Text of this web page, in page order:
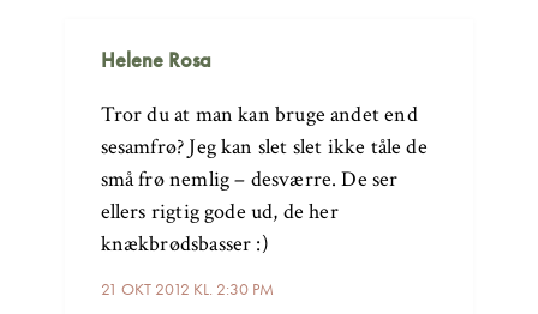
Helene Rosa
21 OKT 2012 KL. 2:30 PM
Tror du at man kan bruge andet end
sesamfrø? Jeg kan slet slet ikke tåle de
små frø nemlig – desværre. De ser
ellers rigtig gode ud, de her
knækbrødsbasser :)